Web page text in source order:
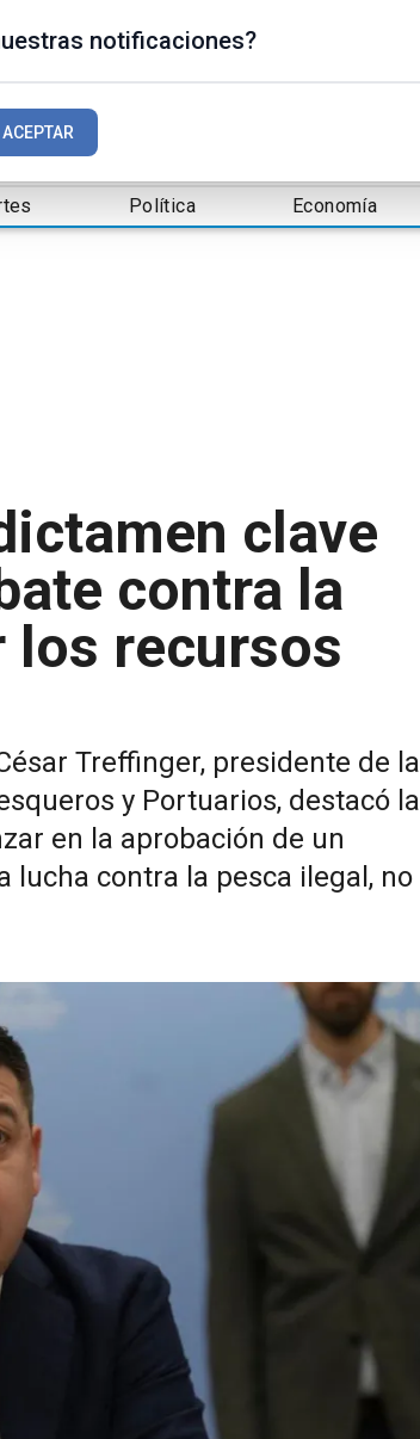
Política Economía
clave
contra la
los recursos
Treffinger, presidente de la
y Portuarios, destacó la
en la aprobación de un
contra la pesca ilegal, no
notificaciones?
ACEPTAR